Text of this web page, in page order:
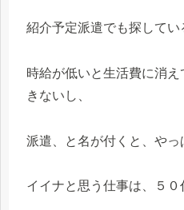
紹介予定派遣でも探してい
時給が低いと生活費に消
きないし、
派遣、と名が付くと、やっ
イイナと思う仕事は、５０